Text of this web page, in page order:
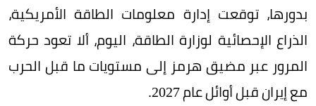
بدورها، توقعت إدارة معلومات الطاقة الأمريكية،
الذراع الإحصائية لوزارة الطاقة، اليوم، ألا تعود حركة
المرور عبر مضيق هرمز إلى مستويات ما قبل الحرب
مع إيران قبل أوائل عام 2027.